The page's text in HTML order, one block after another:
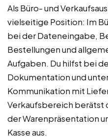
Als Büro- und
vielseitige Position: Im
bei der Dateneingabe,
Bestellungen und
Aufgaben. Du hilfst bei
Dokumentation und
Kommunikation mit
Verkaufsbereich berätst
der Warenpräsentation
Kasse aus.